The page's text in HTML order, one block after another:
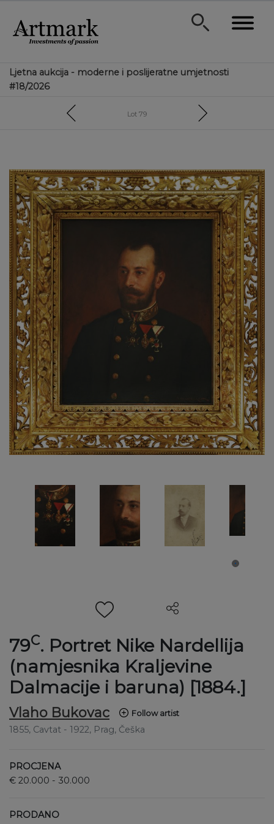
Ljetna aukcija - moderne i poslijeratne umjetnosti
#18/2026
79C. Portret Nike Nardellija
(namjesnika Kraljevine
Dalmacije i baruna) [1884.]
Vlaho Bukovac Follow artist
1855, Cavtat - 1922, Prag, Češka
PROCJENA
€ 20.000 - 30.000
PRODANO